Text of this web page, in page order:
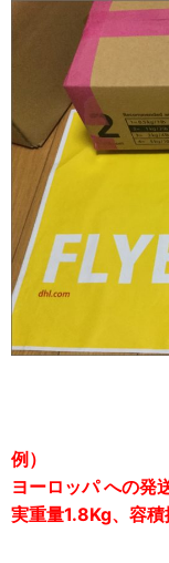
例）
ヨーロッパ への発
実重量1.8Kg、容